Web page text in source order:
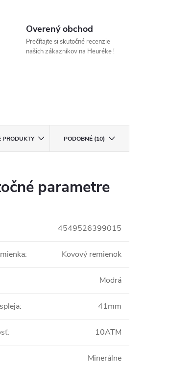
Overený obchod
Prečítajte si skutočné recenzie
našich zákazníkov na Heuréke !
PRODUKTY PODOBNÉ (10)
parametre
4549526399015
: Kovový remienok
Modrá
: 41mm
: 10ATM
Minerálne